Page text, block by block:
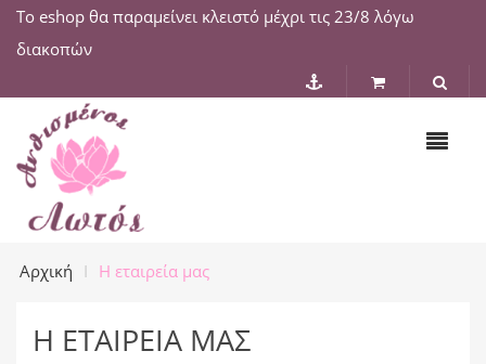
Το eshop θα παραμείνει κλειστό μέχρι τις 23/8 λόγω
διακοπών
Αρχική Η εταιρεία μας
Η ΕΤΑΙΡΕΊΑ ΜΑΣ